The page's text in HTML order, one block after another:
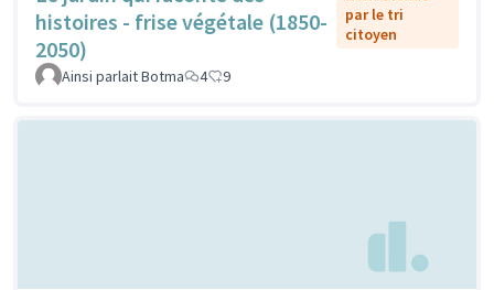
histoires - frise végétale (1850-
2050)
par le tri
citoyen
Ainsi parlait Botma 4 9